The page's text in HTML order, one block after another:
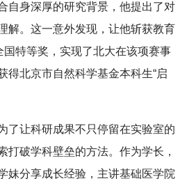
自身深厚的研究背景，他提出了对
解。这一意外发现，让他斩获教育
国特等奖，实现了北大在该项赛事
得北京市自然科学基金本科生“启
了让科研成果不只停留在实验室的
打破学科壁垒的方法。作为学长，
妹分享成长经验，主讲基础医学院